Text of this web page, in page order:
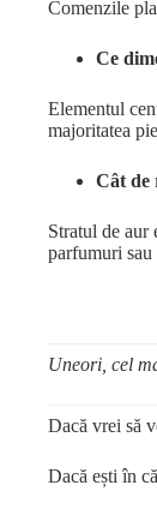
Comenzile
Ce
Elementul
majoritatea
Cât de
Stratul de aur
parfumuri
Uneori, cel
Dacă vrei să
Dacă ești în